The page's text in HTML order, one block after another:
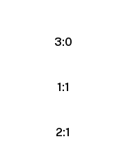
3:0
1:1
2:1